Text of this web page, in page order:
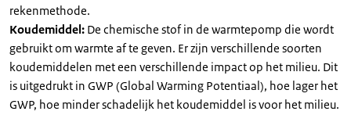
rekenmethode.
Koudemiddel: De chemische stof in de warmtepomp die wordt
gebruikt om warmte af te geven. Er zijn verschillende soorten
koudemiddelen met een verschillende impact op het milieu. Dit
is uitgedrukt in GWP (Global Warming Potentiaal), hoe lager het
GWP, hoe minder schadelijk het koudemiddel is voor het milieu.